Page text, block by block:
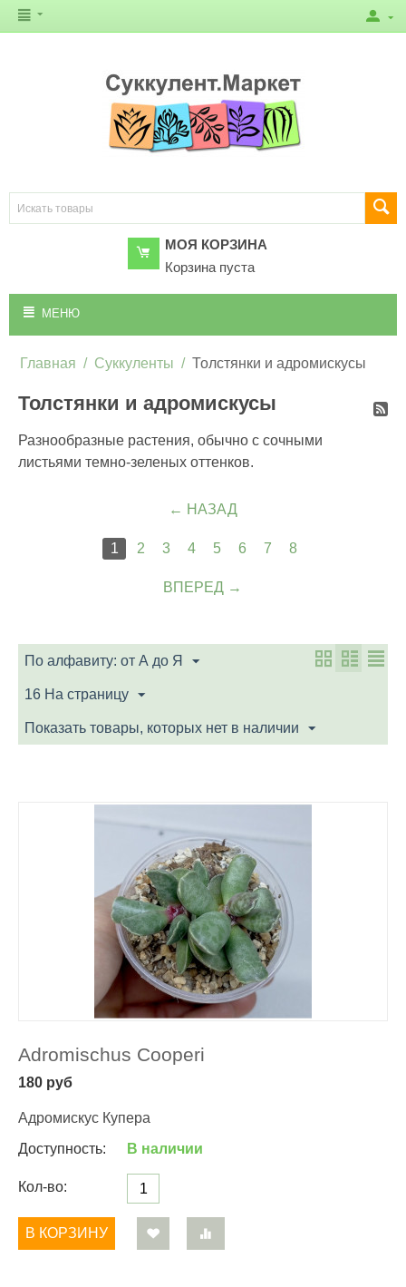
МОЯ КОРЗИНА
Корзина пуста
МЕНЮ
Главная / Суккуленты / Толстянки и адромискусы
Толстянки и адромискусы
Разнообразные растения, обычно с сочными
листьями темно-зеленых оттенков.
НАЗАД
1 2 3 4 5 6 7 8
ВПЕРЕД
По алфавиту: от А до Я
16 На страницу
Показать товары, которых нет в наличии
Adromischus Cooperi
180 руб
Адромискус Купера
Доступность:
В наличии
Кол-во:
В КОРЗИНУ